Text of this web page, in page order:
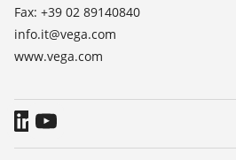
Fax: +39 02 89140840
info.it@vega.com
www.vega.com